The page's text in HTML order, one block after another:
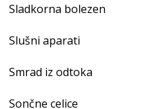
Sladkorna bolezen
Slušni aparati
Smrad iz odtoka
Sončne celice